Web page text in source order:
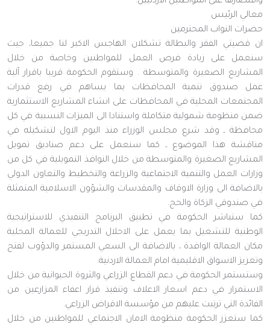
معالي الرئيس
حضرات النواب المحترمين
ان قضيتي الفقر والبطالة تشكلان الهاجس الاكبر لنا جميعا، حيث
سنعمل على زيادة فرص العمل للمواطنين وخاصة من خلال
المشاريع الصغيرة والمتوسطة . وستقوم الحكومة قريبا باقرار آلية
عمل صندوق تنمية المحافظات بما يساهم في رفع قدرات
المجتمعات المحلية في المحافظات على انشاء المشاريع الاستثمارية
ضمن منظومة شمولية متكاملة واستنادا الى الميزات النسبية في كل
محافظة ـ وقد شرع مجلس الوزراء منذ اليوم الاول لتشكيله في
مناقشة هذا الموضوع ـ كما سنعمل على دعم صناديق تمويل
المشاريع الصغيرة والمتوسطة من خلال النوافذ التمويلية في كل من
وزارات العمل والتنمية الاجتماعية والزراعة والتخطيط والتعاون الدولي
بالاضافة الى وزارة الاوقاف والمقدسات والشؤون الاسلامية المتمثلة
في صندوقي الزكاة والحج.
كما ستباشر الحكومة في تطبيق البرنامج التنفيذي للاستراتيجية
الوطنية للتشغيل بما يعمل على الاحلال التدريجي للعمالة المحلية
مكان العمالة الوافدة ، بالاضافة الى السعي المستمر والدؤوب لفتح
وتعزيز الاسواق الاقليمية امام العمالة الاردنية.
وستستمر الحكومة في دعم القطاع الزراعي والثروة الحيوانية من خلال
الاستمرار في دعم اسعار الاعلاف وتنفيذ قرار اعفاء المزارعين من
الفائدة التي ترتبت عليهم من مؤسسة الاقراض الزراعي.
كما ستعزز الحكومة منظومة الامان الاجتماعي للمواطنين من خلال